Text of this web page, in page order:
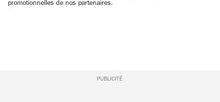
promotionnelles de nos partenaires.
PUBLICITÉ